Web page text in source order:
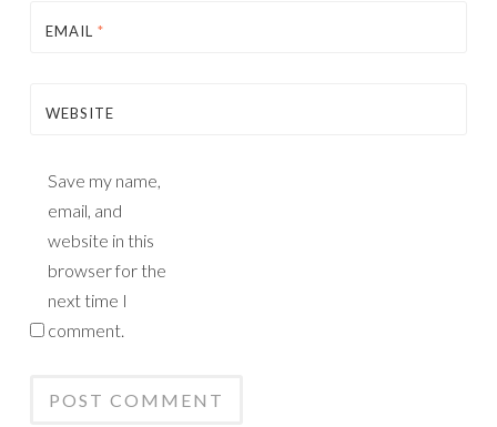
EMAIL *
WEBSITE
Save my name,
email, and
website in this
browser for the
next time I
comment.